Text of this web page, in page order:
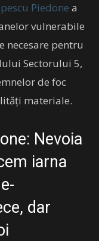
Piedone a
vulnerabile
necesare pentru
Sectorului 5,
de foc
materiale.
Nevoia
iarna
dar